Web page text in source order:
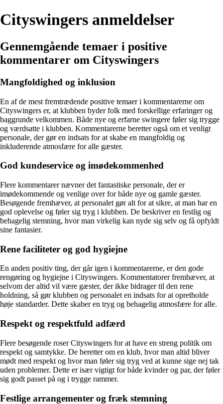
Cityswingers anmeldelser
Gennemgående temaer i positive
kommentarer om Cityswingers
Mangfoldighed og inklusion
En af de mest fremtrædende positive temaer i kommentarerne om
Cityswingers er, at klubben byder folk med forskellige erfaringer og
baggrunde velkommen. Både nye og erfarne swingere føler sig trygge
og værdsatte i klubben. Kommentarerne beretter også om et venligt
personale, der gør en indsats for at skabe en mangfoldig og
inkluderende atmosfære for alle gæster.
God kundeservice og imødekommenhed
Flere kommentarer nævner det fantastiske personale, der er
imødekommende og venlige over for både nye og gamle gæster.
Besøgende fremhæver, at personalet gør alt for at sikre, at man har en
god oplevelse og føler sig tryg i klubben. De beskriver en festlig og
behagelig stemning, hvor man virkelig kan nyde sig selv og få opfyldt
sine fantasier.
Rene faciliteter og god hygiejne
En anden positiv ting, der går igen i kommentarerne, er den gode
rengøring og hygiejne i Cityswingers. Kommentatorer fremhæver, at
selvom der altid vil være gæster, der ikke bidrager til den rene
holdning, så gør klubben og personalet en indsats for at opretholde
høje standarder. Dette skaber en tryg og behagelig atmosfære for alle.
Respekt og respektfuld adfærd
Flere besøgende roser Cityswingers for at have en streng politik om
respekt og samtykke. De beretter om en klub, hvor man altid bliver
mødt med respekt og hvor man føler sig tryg ved at kunne sige nej tak
uden problemer. Dette er især vigtigt for både kvinder og par, der føler
sig godt passet på og i trygge rammer.
Festlige arrangementer og fræk stemning